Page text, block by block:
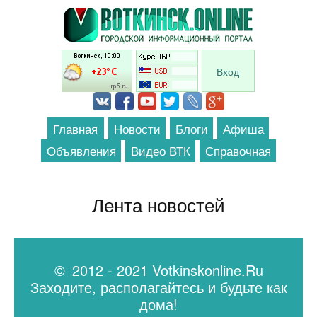
Перейти к основному содержанию
Вход
Главная Новости Блоги
Афиша
Объявления
Видео ВТК Справочная
Лента новостей
© 2012 - 2021 Votkinskonline.Ru
Заходите, располагайтесь и будьте как
дома!